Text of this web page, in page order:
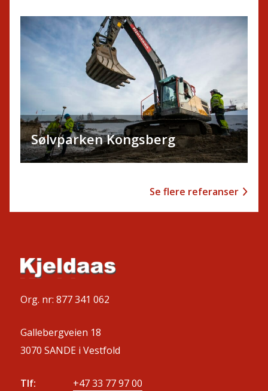
Sølvparken Kongsberg
Se flere referanser
Org. nr: 877 341 062
Gallebergveien 18
3070 SANDE i Vestfold
Tlf:
+47 33 77 97 00